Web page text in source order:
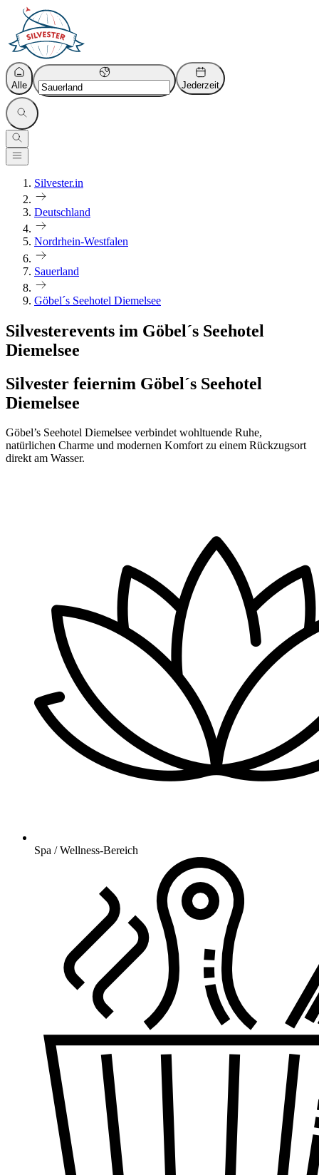
Alle Jederzeit
Silvester.in
Deutschland
Nordrhein-Westfalen
Sauerland
Göbel´s Seehotel Diemelsee
Silvesterevents im Göbel´s Seehotel
Diemelsee
Silvester feiernim Göbel´s Seehotel
Diemelsee
Göbel’s Seehotel Diemelsee verbindet wohltuende Ruhe,
natürlichen Charme und modernen Komfort zu einem Rückzugsort
direkt am Wasser.
Spa / Wellness-Bereich